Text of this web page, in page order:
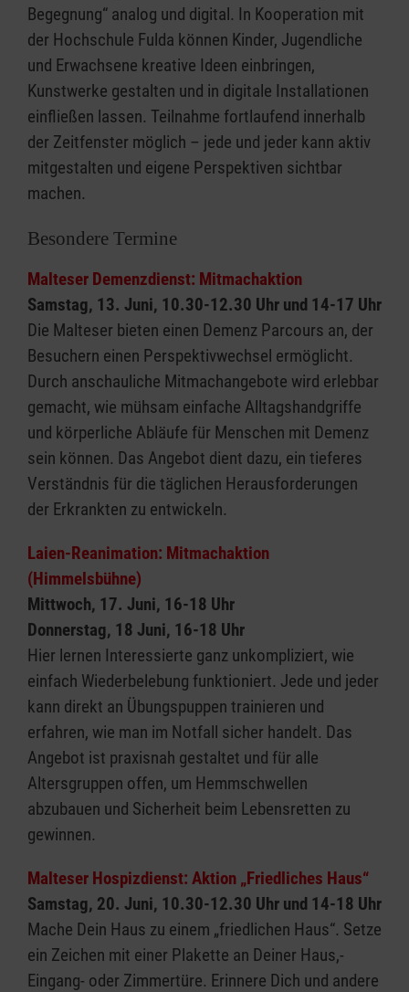
Begegnung“ analog und digital. In Kooperation mit
der Hochschule Fulda können Kinder, Jugendliche
und Erwachsene kreative Ideen einbringen,
Kunstwerke gestalten und in digitale Installationen
einfließen lassen. Teilnahme fortlaufend innerhalb
der Zeitfenster möglich – jede und jeder kann aktiv
mitgestalten und eigene Perspektiven sichtbar
machen.
Besondere Termine
Malteser Demenzdienst: Mitmachaktion
Samstag, 13. Juni, 10.30-12.30 Uhr und 14-17 Uhr
Die Malteser bieten einen Demenz Parcours an, der
Besuchern einen Perspektivwechsel ermöglicht.
Durch anschauliche Mitmachangebote wird erlebbar
gemacht, wie mühsam einfache Alltagshandgriffe
und körperliche Abläufe für Menschen mit Demenz
sein können. Das Angebot dient dazu, ein tieferes
Verständnis für die täglichen Herausforderungen
der Erkrankten zu entwickeln.
Laien-Reanimation: Mitmachaktion
(Himmelsbühne)
Mittwoch, 17. Juni, 16-18 Uhr
Donnerstag, 18 Juni, 16-18 Uhr
Hier lernen Interessierte ganz unkompliziert, wie
einfach Wiederbelebung funktioniert. Jede und jeder
kann direkt an Übungspuppen trainieren und
erfahren, wie man im Notfall sicher handelt. Das
Angebot ist praxisnah gestaltet und für alle
Altersgruppen offen, um Hemmschwellen
abzubauen und Sicherheit beim Lebensretten zu
gewinnen.
Malteser Hospizdienst: Aktion „Friedliches Haus“
Samstag, 20. Juni, 10.30-12.30 Uhr und 14-18 Uhr
Mache Dein Haus zu einem „friedlichen Haus“. Setze
ein Zeichen mit einer Plakette an Deiner Haus,-
Eingang- oder Zimmertüre. Erinnere Dich und andere